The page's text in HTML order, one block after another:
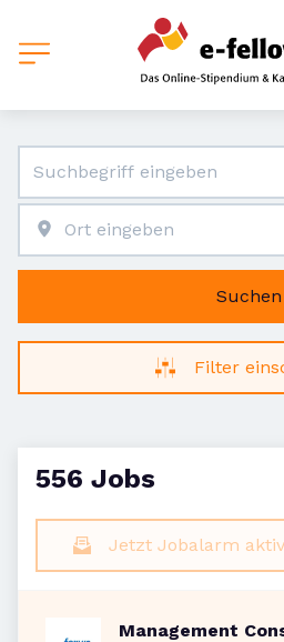
Suchen
Filter
556 Jobs
Jetzt Jobalarm
Management